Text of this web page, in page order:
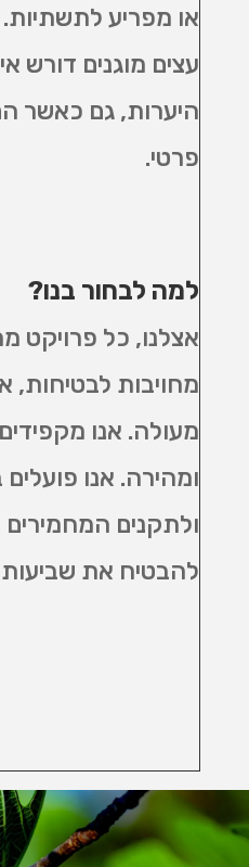
או מפריע לתשתיות.
עצים מוגנים דורש
היערות, גם כאשר
פרטי.
למה לבחור בנו?
אצלנו, כל פרויקט
מחויבות לבטיחות,
מעולה. אנו
ומהירה. אנו
ולתקנים
להבטיח את